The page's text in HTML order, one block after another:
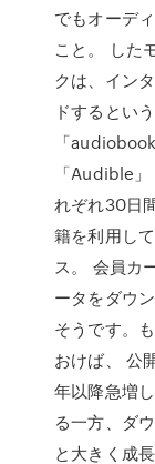
でもオーデ
こと。 した
クは、イン
ドするとい
「
「Audible
れぞれ30日
籍を利用し
ス。 会員カ
ータをダウ
そうです。
おけば、 公
年以降急増
る一方、ダ
と大きく成